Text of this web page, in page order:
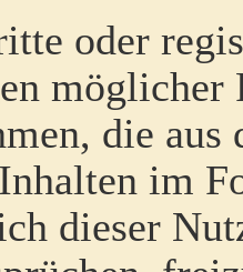
oder
möglicher
die
im
dieser